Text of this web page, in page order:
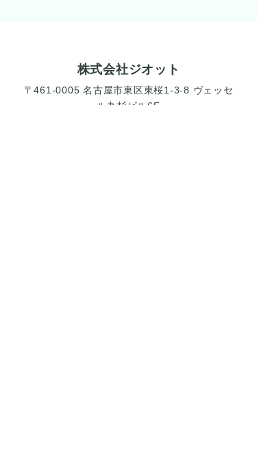
株式会社ジオット
〒461-0005 名古屋市東区東桜1-3-8 ヴェッセ
ル丸杉ビル6F